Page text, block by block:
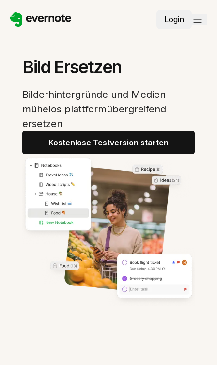
Login
Bild Ersetzen
Bilderhintergründe und Medien
mühelos plattformübergreifend
ersetzen
Kostenlose Testversion starten